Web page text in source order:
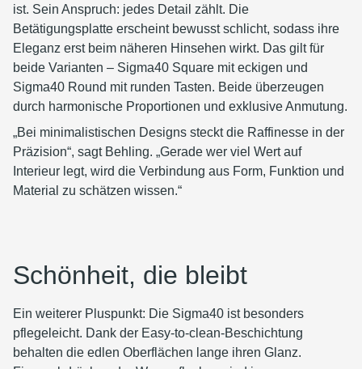
ist. Sein Anspruch: jedes Detail zählt. Die
Betätigungsplatte erscheint bewusst schlicht, sodass ihre
Eleganz erst beim näheren Hinsehen wirkt. Das gilt für
beide Varianten – Sigma40 Square mit eckigen und
Sigma40 Round mit runden Tasten. Beide überzeugen
durch harmonische Proportionen und exklusive Anmutung.
„Bei minimalistischen Designs steckt die Raffinesse in der
Präzision“, sagt Behling. „Gerade wer viel Wert auf
Interieur legt, wird die Verbindung aus Form, Funktion und
Material zu schätzen wissen.“
Schönheit, die bleibt
Ein weiterer Pluspunkt: Die Sigma40 ist besonders
pflegeleicht. Dank der Easy-to-clean-Beschichtung
behalten die edlen Oberflächen lange ihren Glanz.